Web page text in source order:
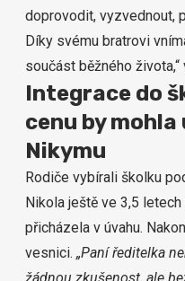
doprovodit, vyzvednout,
Díky svému bratrovi
součást běžného života,“
Integrace do
cenu by
Nikymu
Rodiče vybírali školku
Nikola ještě ve 3,5 letech
přicházela v úvahu.
vesnici. „Paní ředitelka